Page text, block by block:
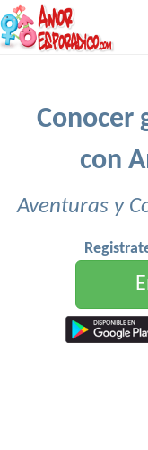
Conocer
con
Aventuras y